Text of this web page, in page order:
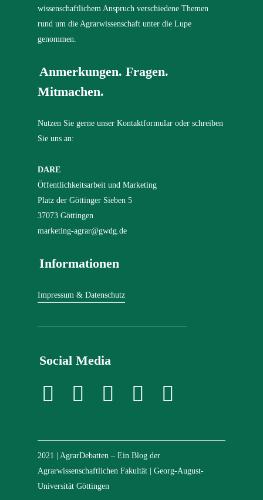
wissenschaftlichem Anspruch verschiedene Themen
rund um die Agrarwissenschaft unter die Lupe
genommen.
Anmerkungen. Fragen.
Mitmachen.
Nutzen Sie gerne unser Kontaktformular oder schreiben
Sie uns an:
DARE
Öffentlichkeitsarbeit und Marketing
Platz der Göttinger Sieben 5
37073 Göttingen
marketing-agrar@gwdg.de
Informationen
Impressum & Datenschutz
Social Media
2021 | AgrarDebatten – Ein Blog der
Agrarwissenschaftlichen Fakultät | Georg-August-
Universität Göttingen